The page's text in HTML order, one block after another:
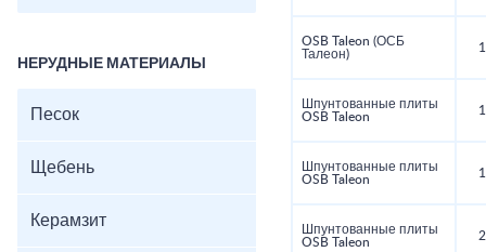
НЕРУДНЫЕ МАТЕРИАЛЫ
Песок
Щебень
Керамзит
OSB Taleon (ОСБ
Талеон)
Шпунтованные плиты
OSB Taleon
Шпунтованные плиты
OSB Taleon
Шпунтованные плиты
OSB Taleon